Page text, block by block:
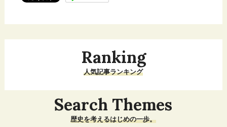
Ranking
人気記事ランキング
Search Themes
歴史を考えるはじめの一歩。